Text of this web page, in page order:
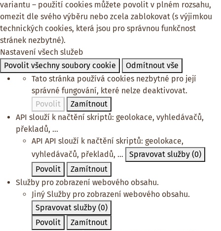
variantu – použití cookies můžete povolit v plném rozsahu,
omezit dle svého výběru nebo zcela zablokovat (s výjimkou
technických cookies, která jsou pro správnou funkčnost
stránek nezbytné).
Nastavení všech služeb
Povolit všechny soubory cookie
Odmítnout vše
Tato stránka používá cookies nezbytné pro její
správné fungování, které nelze deaktivovat.
Povolit
Zamítnout
API slouží k načtění skriptů: geolokace, vyhledávačů,
překladů, ...
API API slouží k načtění skriptů: geolokace,
vyhledávačů, překladů, ...
Spravovat služby (0)
Povolit
Zamítnout
Služby pro zobrazení webového obsahu.
Jiný Služby pro zobrazení webového obsahu.
Spravovat služby (0)
Povolit
Zamítnout